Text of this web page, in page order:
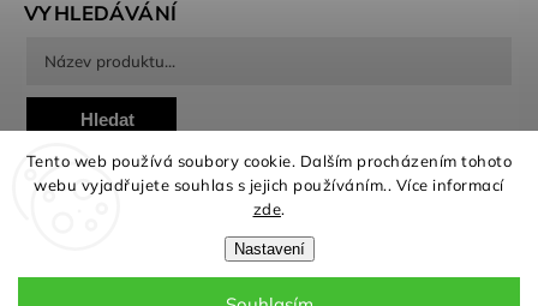
Tento web používá soubory cookie. Dalším procházením tohoto
webu vyjadřujete souhlas s jejich používáním.. Více informací
zde.
Nastavení
VYHLEDÁVÁNÍ
Hledat